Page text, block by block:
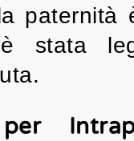
paternità
stata